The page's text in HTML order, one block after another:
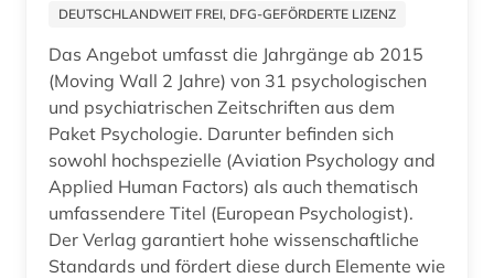
adorno (1)
adressbuch (106)
adressdatenbank (1)
adresse (10)
adressen (2)
adressensammlung (1)
Sachsen-Anhalt (18)
San Marino (1)
Schleswig-Holstein (18)
Schweden (279)
Schweiz (238)
DEUTSCHLANDWEIT FREI, DFG-GEFÖRDERTE LIZENZ
Das Angebot umfasst die Jahrgänge ab 2015
(Moving Wall 2 Jahre) von 31 psychologischen
und psychiatrischen Zeitschriften aus dem
Paket Psychologie. Darunter befinden sich
sowohl hochspezielle (Aviation Psychology and
Applied Human Factors) als auch thematisch
umfassendere Titel (European Psychologist).
Der Verlag garantiert hohe wissenschaftliche
Standards und fördert diese durch Elemente wie